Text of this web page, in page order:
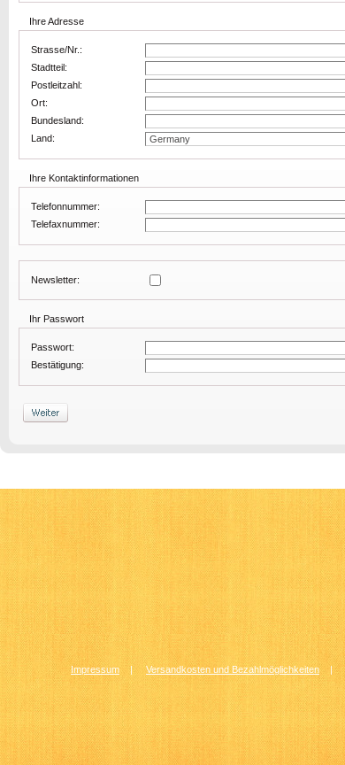
Ihre Adresse
Strasse/Nr.:
Stadtteil:
Postleitzahl:
Ort:
Bundesland:
Land:
Ihre Kontaktinformationen
Telefonnummer:
Telefaxnummer:
Newsletter:
Ihr Passwort
Passwort:
Bestätigung:
Impressum | Versandkosten und Bezahlmöglichkeiten|